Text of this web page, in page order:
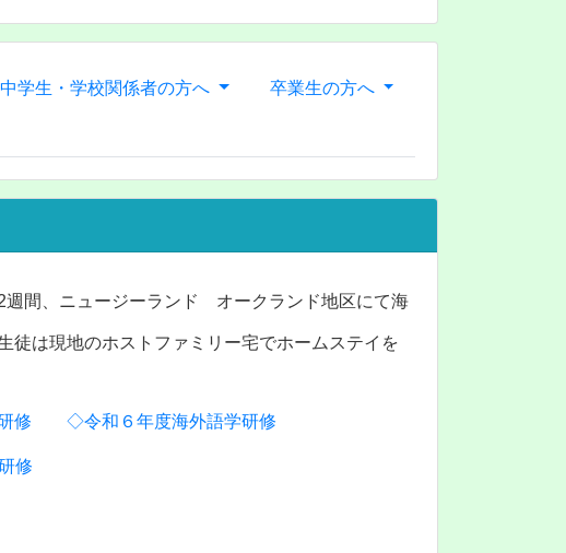
中学生・学校関係者の方へ 卒業生の方へ
週間、ニュージーランド オークランド地区にて海
徒は現地のホストファミリー宅でホームステイを
修 ◇令和６年度海外語学研修
修